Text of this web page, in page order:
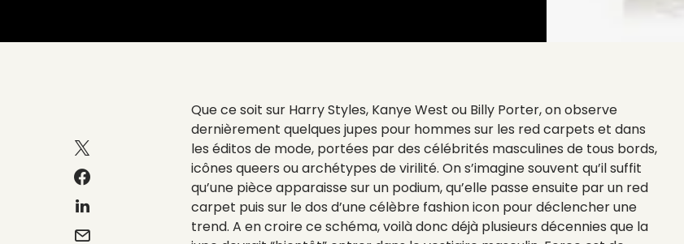
Que ce soit sur Harry Styles, Kanye West ou Billy Porter, on observe
dernièrement quelques jupes pour hommes sur les red carpets et dans
les éditos de mode, portées par des célébrités masculines de tous bords,
icônes queers ou archétypes de virilité. On s’imagine souvent qu’il suffit
qu’une pièce apparaisse sur un podium, qu’elle passe ensuite par un red
carpet puis sur le dos d’une célèbre fashion icon pour déclencher une
trend. A en croire ce schéma, voilà donc déjà plusieurs décennies que la